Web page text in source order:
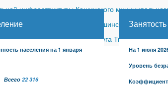
инфраструктуры Кашинского
сельского поселения Кашинского района (с
муниципального округа Тверской
населения на 1 января
Всего 22 316
Занятость
На 1 июля
Уровень
Коэффициент